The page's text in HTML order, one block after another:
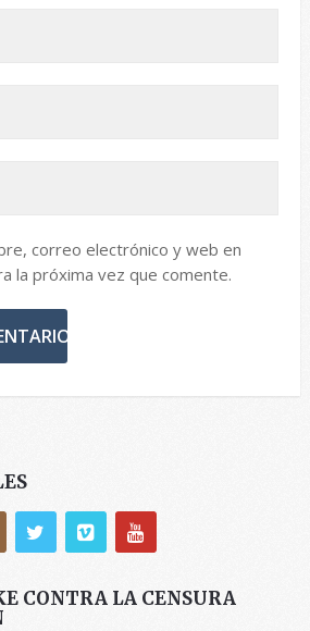
correo electrónico y web en
la próxima vez que comente.
CONTRA LA CENSURA